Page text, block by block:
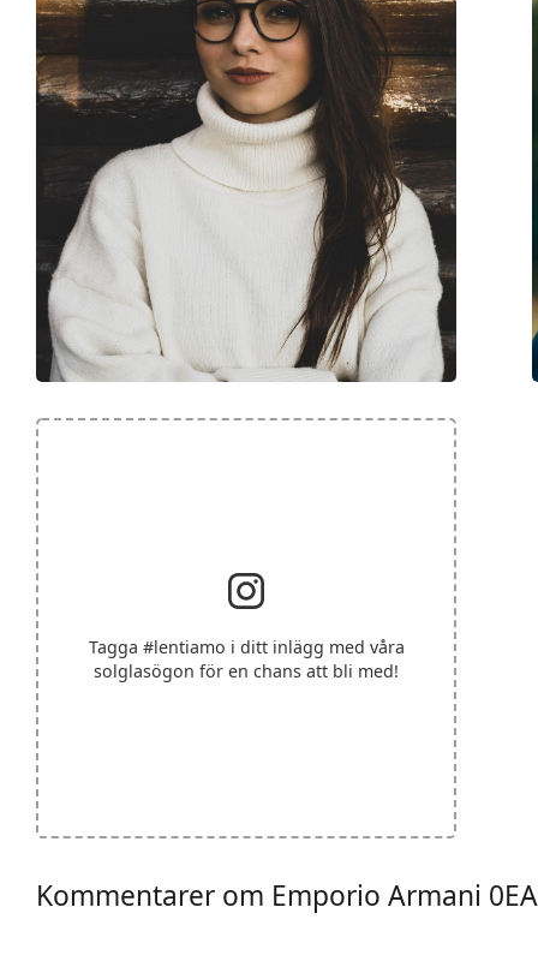
Tagga #lentiamo i ditt inlägg med våra
solglasögon för en chans att bli med!
Kommentarer om Emporio Armani